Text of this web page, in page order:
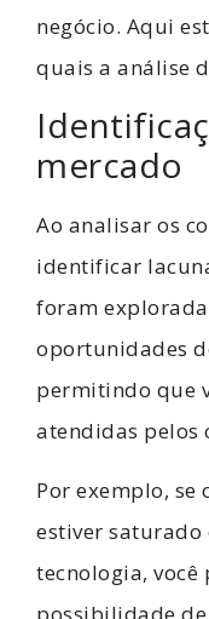
negócio. Aqui
quais a análise
mercado
Ao analisar os
identificar
foram
oportunidades
permitindo que
atendidas pelos
Por exemplo, se
estiver saturado
tecnologia,
possibilidade